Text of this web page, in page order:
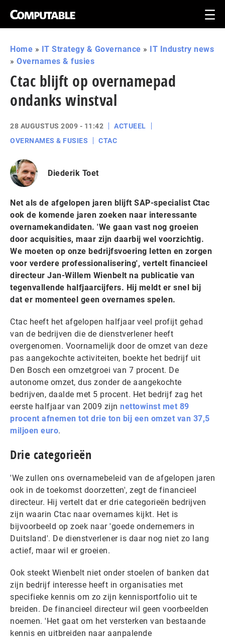
Home » IT Strategy & Governance » IT Industry news
» Overnames & fusies
Ctac blijft op overnamepad
ondanks winstval
28 AUGUSTUS 2009 - 11:42
ACTUEEL
OVERNAMES & FUSIES
CTAC
Diederik Toet
Net als de afgelopen jaren blijft SAP-specialist Ctac
ook de komende jaren zoeken naar interessante
overnamekandidaten. 'We gaan vast nog groeien
door acquisities, maar zijn daarbij wel voorzichtig.
We moeten op onze bedrijfsvoering letten en zorgen
voor verdere professionalisering', vertelt financieel
directeur Jan-Willem Wienbelt na publicatie van
tegenvallende halfjaarcijfers. Hij meldt er snel bij
dat er momenteel geen overnames spelen.
Ctac heeft het afgelopen halfjaar veel profijt gehad
van de bedrijven die de dienstverlener heeft
overgenomen. Voornamelijk door de omzet van deze
pas aangekochte activiteiten, boekte het bedrijf uit
Den Bosch een omzetgroei van 7 procent. De
autonome omzet, dus zonder de aangekochte
bedrijven, daalde met 5 procent. Het bedrijf zag het
eerste halfjaar van 2009 zijn nettowinst met 89
procent afnemen tot drie ton bij een omzet van 37,5
miljoen euro.
Drie categorieën
'We zullen ons overnamebeleid van de afgelopen jaren
ook in de toekomst doorzetten', zegt de financieel
directeur. Hij vertelt dat er drie categorieën bedrijven
zijn waarin Ctac naar overnames kijkt. Het is
bijvoorbeeld op zoek naar 'goede ondernemers in
Duitsland'. De dienstverlener is daar nog niet zo lang
actief, maar wil er groeien.
Ook steekt Wienbelt niet onder stoelen of banken dat
zijn bedrijf interesse heeft in organisaties met
specifieke kennis om zo zijn kennisportfolio uit te
breiden. De financieel directeur wil geen voorbeelden
noemen. 'Het gaat om het versterken van bestaande
kennis en uitbreiden naar aanpalende